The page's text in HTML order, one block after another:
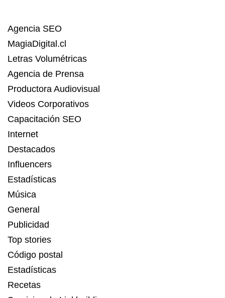
Agencia SEO
MagiaDigital.cl
Letras Volumétricas
Agencia de Prensa
Productora Audiovisual
Videos Corporativos
Capacitación SEO
Internet
Destacados
Influencers
Estadísticas
Música
General
Publicidad
Top stories
Código postal
Estadísticas
Recetas